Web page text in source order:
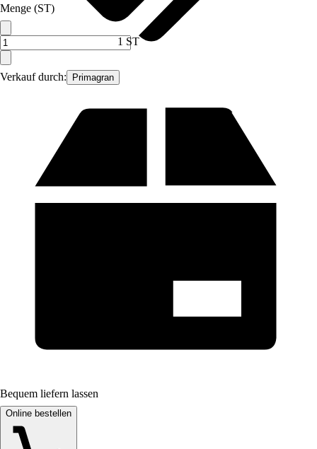
Verkauf durch: Primagran
Menge (ST)
1 ST
Bequem liefern lassen
Online bestellen